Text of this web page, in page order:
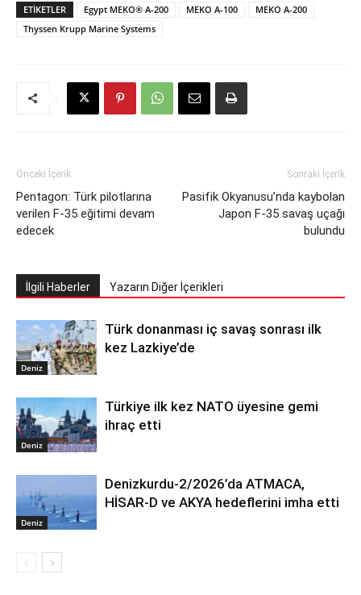
ETIKETLER Egypt MEKO® A-200 MEKO A-100
MEKO A-200
Thyssen Krupp Marine Systems
Önceki İçerik
Pentagon: Türk pilotlarına
verilen F-35 eğitimi devam
edecek
Sonraki İçerik
Pasifik Okyanusu’nda kaybolan
Japon F-35 savaş uçağı
bulundu
İlgili Haberler Yazarın Diğer İçerikleri
Deniz
Türk donanması iç savaş sonrası ilk
kez Lazkiye’de
Deniz
Türkiye ilk kez NATO üyesine gemi
ihraç etti
Deniz
Denizkurdu-2/2026’da ATMACA,
HİSAR-D ve AKYA hedeflerini imha etti